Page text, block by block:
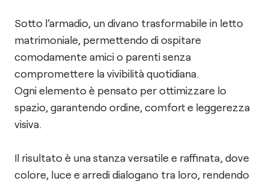
Sotto l’armadio, un divano trasformabile in letto
matrimoniale, permettendo di ospitare
comodamente amici o parenti senza
compromettere la vivibilità quotidiana.
Ogni elemento è pensato per ottimizzare lo
spazio, garantendo ordine, comfort e leggerezza
visiva.
Il risultato è una stanza versatile e raffinata, dove
colore, luce e arredi dialogano tra loro, rendendo